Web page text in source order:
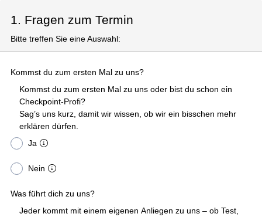
1. Fragen zum Termin
Bitte treffen Sie eine Auswahl:
Kommst du zum ersten Mal zu uns?
Kommst du zum ersten Mal zu uns oder bist du schon ein
Checkpoint-Profi?
Sag’s uns kurz, damit wir wissen, ob wir ein bisschen mehr
erklären dürfen.
Ja
Nein
Was führt dich zu uns?
Jeder kommt mit einem eigenen Anliegen zu uns – ob Test,